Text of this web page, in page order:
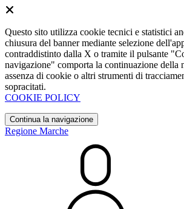
Questo sito utilizza cookie tecnici e statistici
chiusura del banner mediante selezione
contraddistinto dalla X o tramite il pulsante
navigazione" comporta la continuazione della
assenza di cookie o altri strumenti di
sopracitati.
COOKIE POLICY
Continua la navigazione
Regione Marche